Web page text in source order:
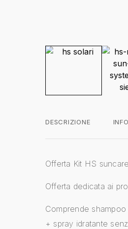
DESCRIZIONE
Offerta Kit HS
Offerta dedicata ai
Comprende
+ spray idratante